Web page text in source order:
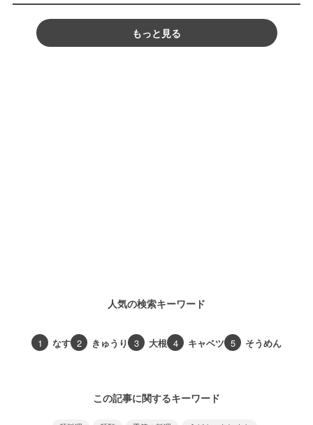
もっと見る
人気の検索キーワード
1 なす 2 きゅうり 3 大根 4 キャベツ 5 そうめん
この記事に関するキーワード